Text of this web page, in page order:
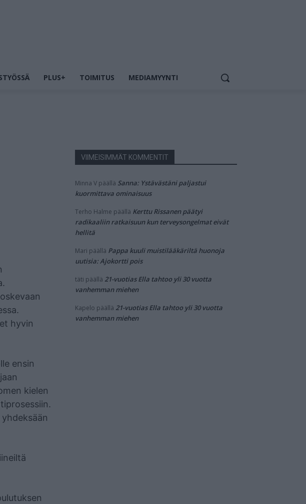
PLUS+ TOIMITUS MEDIAMYYNTI
hyvin
ensin
kielen
VIIMEISIMMÄT KOMMENTIT
Minna V päällä Sanna: Ystävästäni paljastui
kuormittava ominaisuus
Terho Halme päällä Kerttu Rissanen päätyi
radikaaliin ratkaisuun kun terveysongelmat eivät
hellitä
Mari päällä Pappa kuuli muistilääkäriltä huonoja
uutisia: Ajokortti pois
täti päällä 21-vuotias Ella tahtoo yli 30 vuotta
vanhemman miehen
Kapelo päällä 21-vuotias Ella tahtoo yli 30 vuotta
vanhemman miehen